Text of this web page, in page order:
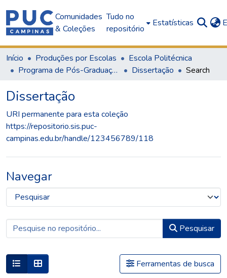
Comunidades
& Coleções
Tudo no
repositório
Estatísticas
Início Produções por Escolas
Escola Politécnica
Programa de Pós-Graduação em Sistemas de Infraestrutura Urbana
Dissertação Search
Dissertação
URI permanente para esta coleção
https://repositorio.sis.puc-
campinas.edu.br/handle/123456789/118
Navegar
Pesquisar
Ferramentas de busca